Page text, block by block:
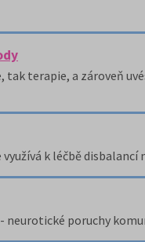
terapie, a zároveň
k léčbě disbalancí
poruchy